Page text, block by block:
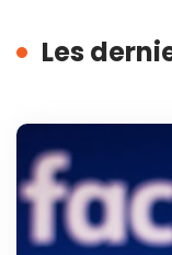
Les